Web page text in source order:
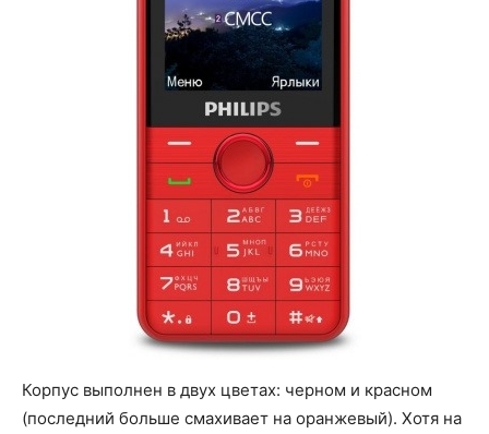
Корпус выполнен в двух цветах: черном и красном
(последний больше смахивает на оранжевый). Хотя на